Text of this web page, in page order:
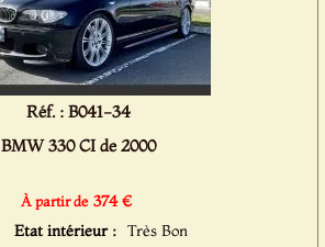
Réf. : B041-34
BMW 330 CI de 2000
À partir de 374 €
Etat intérieur : Très Bon